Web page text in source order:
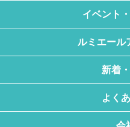
イベント
ルミエール
新着
よく